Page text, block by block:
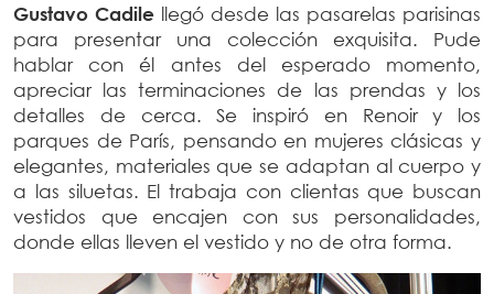
Gustavo Cadile llegó desde las pasarelas parisinas
para presentar una colección exquisita. Pude
hablar con él antes del esperado momento,
apreciar las terminaciones de las prendas y los
detalles de cerca. Se inspiró en Renoir y los
parques de París, pensando en mujeres clásicas y
elegantes, materiales que se adaptan al cuerpo y
a las siluetas. El trabaja con clientas que buscan
vestidos que encajen con sus personalidades,
donde ellas lleven el vestido y no de otra forma.